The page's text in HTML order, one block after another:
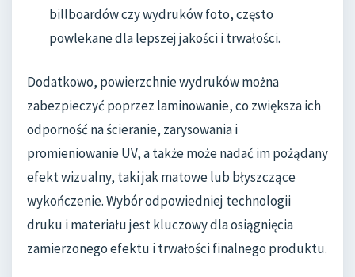
billboardów czy wydruków foto, często
powlekane dla lepszej jakości i trwałości.
Dodatkowo, powierzchnie wydruków można
zabezpieczyć poprzez laminowanie, co zwiększa ich
odporność na ścieranie, zarysowania i
promieniowanie UV, a także może nadać im pożądany
efekt wizualny, taki jak matowe lub błyszczące
wykończenie. Wybór odpowiedniej technologii
druku i materiału jest kluczowy dla osiągnięcia
zamierzonego efektu i trwałości finalnego produktu.